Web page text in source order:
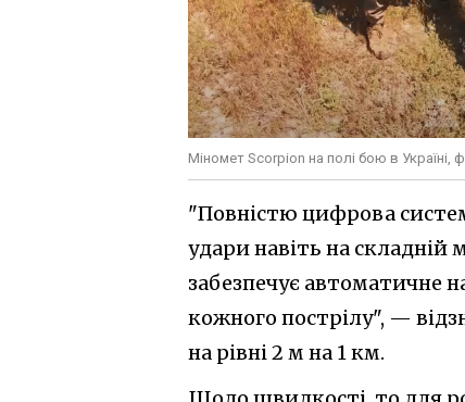
Міномет Scorpion на полі бою в Україні,
"Повністю цифрова
удари навіть на складній
забезпечує автоматичне
кожного пострілу", —
на рівні 2 м на 1 км.